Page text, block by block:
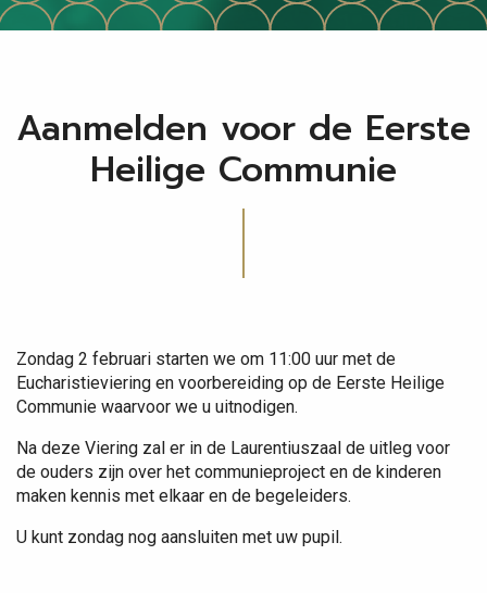
Aanmelden voor de Eerste
Heilige Communie
Zondag 2 februari starten we om 11:00 uur met de
Eucharistieviering en voorbereiding op de Eerste Heilige
Communie waarvoor we u uitnodigen.
Na deze Viering zal er in de Laurentiuszaal de uitleg voor
de ouders zijn over het communieproject en de kinderen
maken kennis met elkaar en de begeleiders.
U kunt zondag nog aansluiten met uw pupil.